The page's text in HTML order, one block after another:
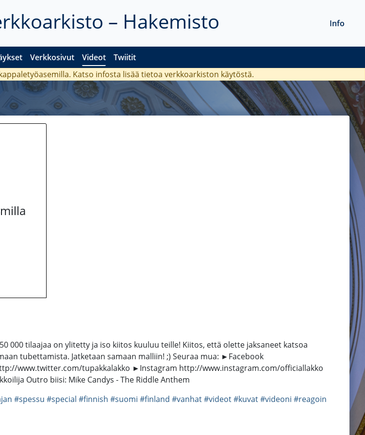
– Hakemisto
Verkkosivut Videot Twiitit
Info
Katso infosta lisää tietoa verkkoarkiston käytöstä.
000 tilaajaa on ylitetty ja iso kiitos kuuluu teille! Kiitos, että olette jaksaneet katsoa
tubettamista. Jatketaan samaan malliin! ;) Seuraa mua: ►Facebook
www.twitter.com/tupakkalakko ►Instagram http://www.instagram.com/officiallakko
Outro biisi: Mike Candys - The Riddle Anthem
#spessu #special #finnish #suomi #finland #vanhat#videot#kuvat#videoni #reagoin